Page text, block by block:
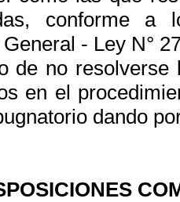
conforme a
- Ley N°
de no
en el
dando